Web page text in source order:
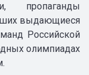
пропаганды
выдающиеся
Российской
олимпиадах